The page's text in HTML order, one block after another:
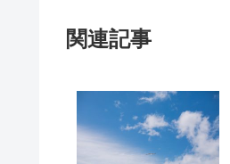
関連記事